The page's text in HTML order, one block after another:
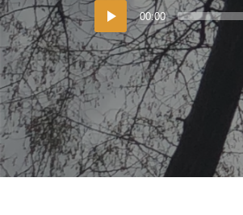
Ses
oynatıcı
00:00